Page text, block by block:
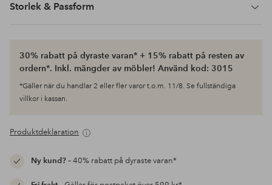
Storlek & Passform
30% rabatt på dyraste varan* + 15% rabatt på resten av
ordern*. Inkl. mängder av möbler! Använd kod: 3015
*Gäller när du handlar 2 eller fler varor t.o.m. 11/8. Se fullständiga
villkor i kassan.
Produktdeklaration
Ny kund?– 40% rabatt på dyraste varan*